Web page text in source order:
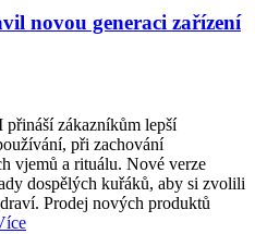
novou generaci zařízení
zákazníkům lepší
při zachování
vjemů a rituálu. Nové verze
dospělých kuřáků, aby si zvolili
Prodej nových produktů